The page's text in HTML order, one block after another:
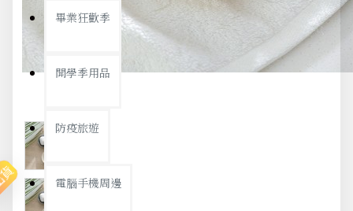
畢業狂歡季
開學季用品
防疫旅遊
電腦手機周邊